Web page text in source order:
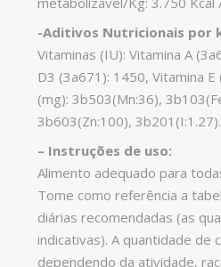
-Aditivos Nutricionais por
Vitaminas (IU): Vitamina A
D3 (3a671): 1450, Vitamina
(mg): 3b503(Mn:36),
3b603(Zn:100), 3b201(I:1.27).
– Instruções de uso:
Alimento adequado para
Tome como referência a
diárias recomendadas (as
indicativas). A quantidade de
dependendo da atividade,